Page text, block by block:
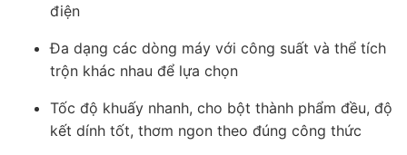
điện
Đa dạng các dòng máy với công suất và thể tích
trộn khác nhau để lựa chọn
Tốc độ khuấy nhanh, cho bột thành phẩm đều, độ
kết dính tốt, thơm ngon theo đúng công thức